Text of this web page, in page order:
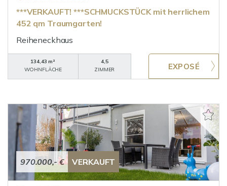
***VERKAUFT! ***SCHMUCKSTÜCK mit herrlichem
452 qm Traumgarten!
Reiheneckhaus
134,43 m²
WOHNFLÄCHE
4,5
ZIMMER
970.000,- € VERKAUFT